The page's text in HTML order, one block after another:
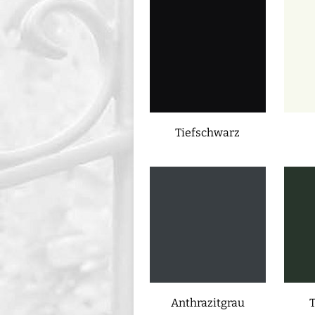
Tiefschwarz
Anthrazitgrau